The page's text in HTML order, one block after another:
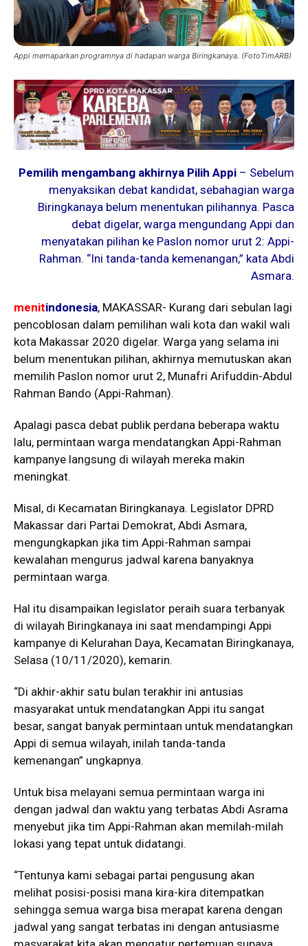
Appi memaparkan programnya di hadapan warga Biringkanaya. (FotoTimARB)
Pemilih mengambang akhirnya Pilih Appi – Sebelum
menyaksikan debat kandidat, sebahagian warga
Biringkanaya belum menentukan pilihannya. Pasca
debat digelar, warga mengundang Appi dan
menyatakan pilihan ke Paslon nomor urut 2: Appi-
Rahman. “Ini tanda-tanda kemenangan,” kata Abdi
Asmara.
menitindonesia, MAKASSAR- Kurang dari sebulan lagi
pencoblosan dalam pemilihan wali kota dan wakil wali
kota Makassar 2020 digelar. Warga yang selama ini
belum menentukan pilihan, akhirnya memutuskan akan
memilih Paslon nomor urut 2, Munafri Arifuddin-Abdul
Rahman Bando (Appi-Rahman).
Apalagi pasca debat publik perdana beberapa waktu
lalu, permintaan warga mendatangkan Appi-Rahman
kampanye langsung di wilayah mereka makin
meningkat.
Misal, di Kecamatan Biringkanaya. Legislator DPRD
Makassar dari Partai Demokrat, Abdi Asmara,
mengungkapkan jika tim Appi-Rahman sampai
kewalahan mengurus jadwal karena banyaknya
permintaan warga.
Hal itu disampaikan legislator peraih suara terbanyak
di wilayah Biringkanaya ini saat mendampingi Appi
kampanye di Kelurahan Daya, Kecamatan Biringkanaya,
Selasa (10/11/2020), kemarin.
“Di akhir-akhir satu bulan terakhir ini antusias
masyarakat untuk mendatangkan Appi itu sangat
besar, sangat banyak permintaan untuk mendatangkan
Appi di semua wilayah, inilah tanda-tanda
kemenangan” ungkapnya.
Untuk bisa melayani semua permintaan warga ini
dengan jadwal dan waktu yang terbatas Abdi Asrama
menyebut jika tim Appi-Rahman akan memilah-milah
lokasi yang tepat untuk didatangi.
“Tentunya kami sebagai partai pengusung akan
melihat posisi-posisi mana kira-kira ditempatkan
sehingga semua warga bisa merapat karena dengan
jadwal yang sangat terbatas ini dengan antusiasme